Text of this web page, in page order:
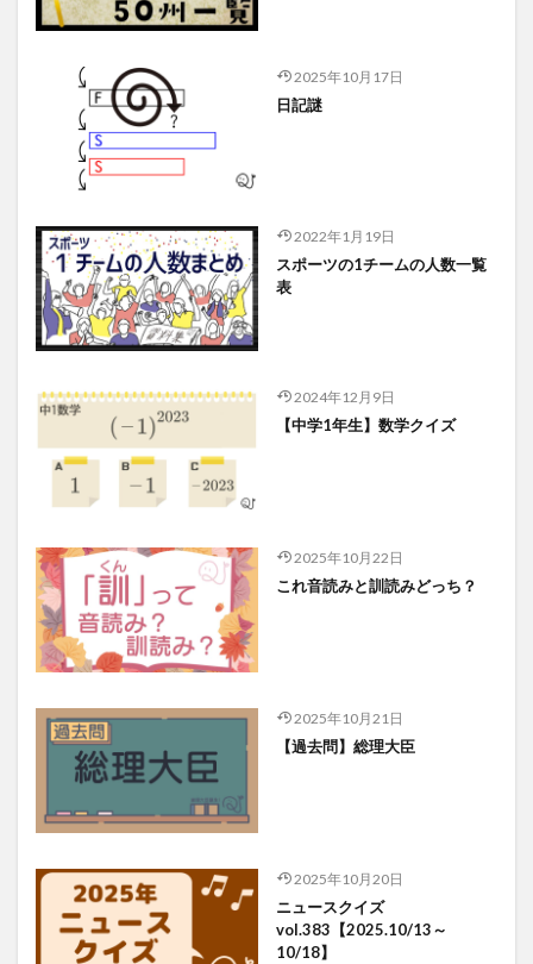
2025年10月17日
日記謎
2022年1月19日
スポーツの1チームの人数一覧
表
2024年12月9日
【中学1年生】数学クイズ
2025年10月22日
これ音読みと訓読みどっち？
2025年10月21日
【過去問】総理大臣
2025年10月20日
ニュースクイズ
vol.383【2025.10/13～
10/18】